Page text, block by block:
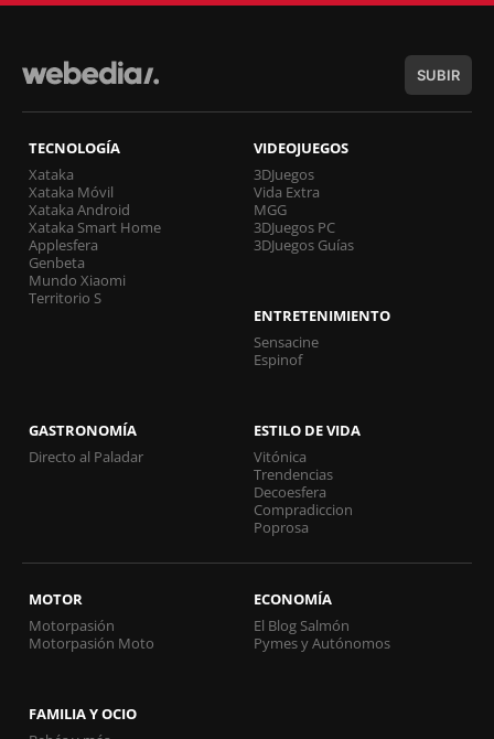
SUBIR
TECNOLOGÍA
Xataka
Xataka Móvil
Xataka Android
Xataka Smart Home
Applesfera
Genbeta
Mundo Xiaomi
Territorio S
VIDEOJUEGOS
3DJuegos
Vida Extra
MGG
3DJuegos PC
3DJuegos Guías
ENTRETENIMIENTO
Sensacine
Espinof
GASTRONOMÍA
Directo al Paladar
ESTILO DE VIDA
Vitónica
Trendencias
Decoesfera
Compradiccion
Poprosa
MOTOR
Motorpasión
Motorpasión Moto
ECONOMÍA
El Blog Salmón
Pymes y Autónomos
FAMILIA Y OCIO